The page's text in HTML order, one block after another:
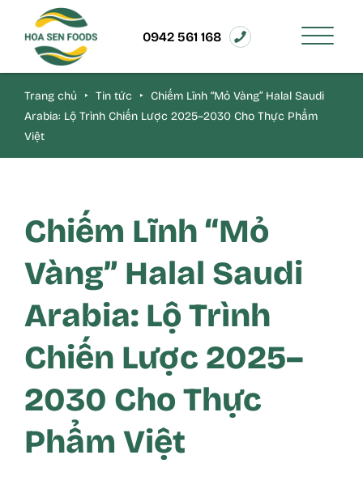
0942 561 168
Trang chủ ‣ Tin tức ‣ Chiếm Lĩnh “Mỏ Vàng” Halal Saudi
Arabia: Lộ Trình Chiến Lược 2025–2030 Cho Thực Phẩm
Việt
Chiếm Lĩnh “Mỏ
Vàng” Halal Saudi
Arabia: Lộ Trình
Chiến Lược 2025–
2030 Cho Thực
Phẩm Việt